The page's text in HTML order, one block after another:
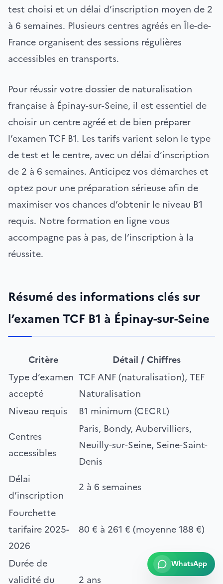
test choisi et un délai d’inscription moyen de 2
à 6 semaines. Plusieurs centres agréés en Île-de-
France organisent des sessions régulières
accessibles en transports.
Pour réussir votre dossier de naturalisation
française à Épinay-sur-Seine, il est essentiel de
choisir un centre agréé et de bien préparer
l’examen TCF B1. Les tarifs varient selon le type
de test et le centre, avec un délai d’inscription
de 2 à 6 semaines. Anticipez vos démarches et
optez pour une préparation sérieuse afin de
maximiser vos chances d’obtenir le niveau B1
requis. Notre formation en ligne vous
accompagne pas à pas, de l’inscription à la
réussite.
Résumé des informations clés sur
l’examen TCF B1 à Épinay-sur-Seine
Critère
Détail / Chiffres
Type d’examen
accepté
TCF ANF (naturalisation), TEF
Naturalisation
Niveau requis
B1 minimum (CECRL)
Centres
accessibles
Paris, Bondy, Aubervilliers,
Neuilly-sur-Seine, Seine-Saint-
Denis
Délai
d’inscription
2 à 6 semaines
Fourchette
tarifaire 2025-
2026
80 € à 261 € (moyenne 188 €)
Durée de
validité du
2 ans
WhatsApp